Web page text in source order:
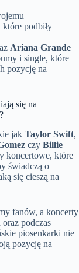
podbiły
Ariana Grande
i single, które
pozycję na
się na
jak Taylor Swift,
czy Billie
koncertowe, które
świadczą o
się cieszą na
fanów, a koncerty
podczas
piosenkarki nie
pozycję na